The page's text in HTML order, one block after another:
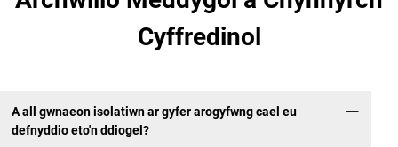
Cyffredinol
A all gwnaeon isolatiwn ar gyfer arogyfwng cael eu
defnyddio eto'n ddiogel?